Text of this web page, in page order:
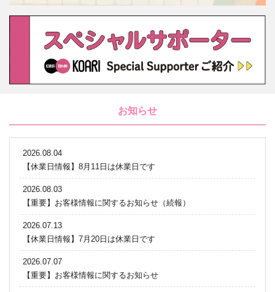
お知らせ
2026.08.04
【休業日情報】8月11日は休業日です
2026.08.03
【重要】お客様情報に関するお知らせ（続報）
2026.07.13
【休業日情報】7月20日は休業日です
2026.07.07
【重要】お客様情報に関するお知らせ